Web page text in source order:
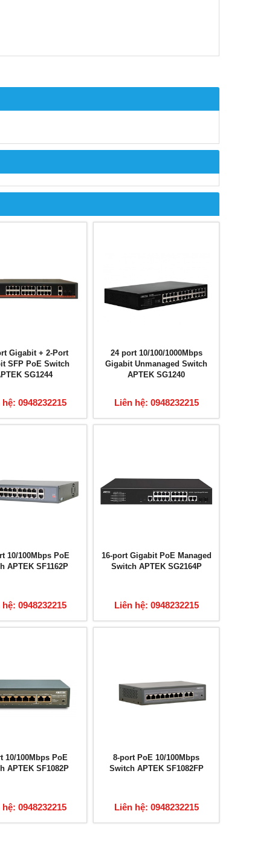
Gigabit + 2-Port
SFP PoE Switch
SG1244
0948232215
24 port 10/100/1000Mbps
Gigabit Unmanaged Switch
APTEK SG1240
Liên hệ: 0948232215
10/100Mbps PoE
APTEK SF1162P
0948232215
16-port Gigabit PoE Managed
Switch APTEK SG2164P
Liên hệ: 0948232215
10/100Mbps PoE
APTEK SF1082P
0948232215
8-port PoE 10/100Mbps
Switch APTEK SF1082FP
Liên hệ: 0948232215